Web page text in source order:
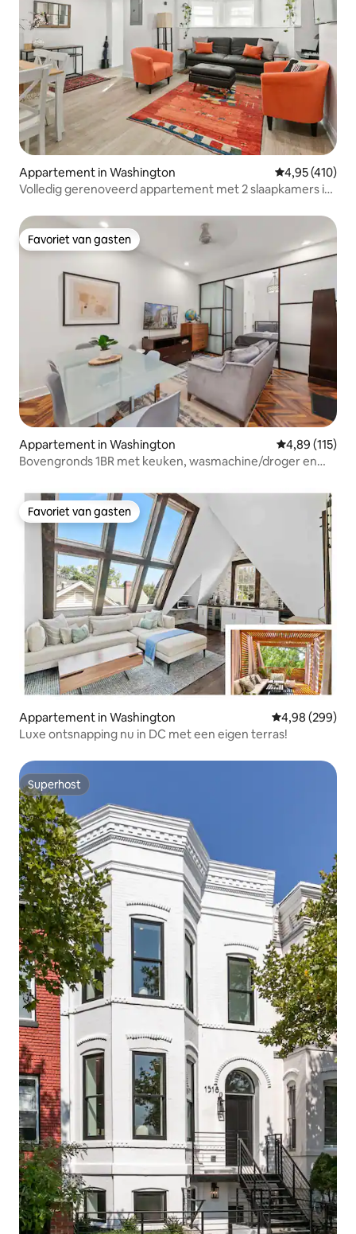
Appartement in Washington Gemiddelde
4,95 (410)
Volledig gerenoveerd appartement met 2 slaapkamers in
Favoriet van gasten
Favoriet van gasten
Appartement in Washington Gemiddelde
4,89 (115)
Bovengronds 1BR met keuken, wasmachine/droger en
Favoriet van gasten
Favoriet van gasten
Appartement in Washington Gemiddelde
4,98 (299)
Luxe ontsnapping nu in DC met een eigen terras!
Superhost
Superhost